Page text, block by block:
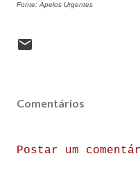
Fonte: Apelos Urgentes
Comentários
Postar um